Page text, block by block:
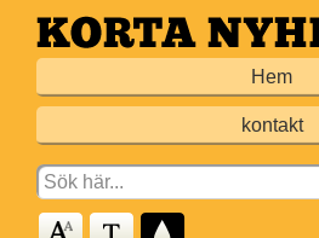
Hoppa
till
Hem
kontakt
Search
for: